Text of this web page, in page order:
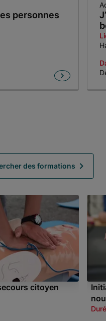
personnes
des formations
citoyen